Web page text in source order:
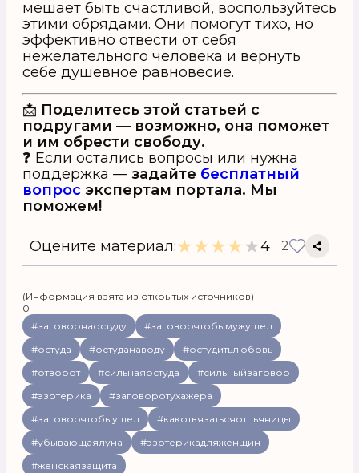
мешает быть счастливой, воспользуйтесь
этими обрядами. Они помогут тихо, но
эффективно отвести от себя
нежелательного человека и вернуть
себе душевное равновесие.
📩 Поделитесь этой статьей с
подругами — возможно, она поможет
и им обрести свободу.
❓ Если остались вопросы или нужна
поддержка — задайте бесплатный
вопрос экспертам портала. Мы
поможем!
Оцените материал:★★★★★4 2
(Информация взята из открытых источников)
0
#заговорнаостуду
#заговорчтобымужушел
#остуда
#остуданаводу
#остудитьлюбовь
#отворот
#сильнаяостуда
#сильныйзаговор
#эзотерика
#заговоротухажера
#заговорчтобыушел
#какотвязатьсяотпьяницы
#убывающаялуна
#эзотерикадляженщин
#женскаязащита